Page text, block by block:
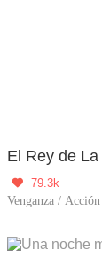
El Rey de

79.3k